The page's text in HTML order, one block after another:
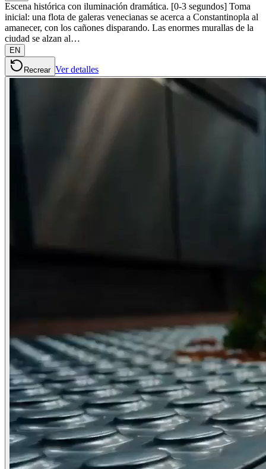
Escena histórica con iluminación dramática. [0-3 segundos] Toma
inicial: una flota de galeras venecianas se acerca a Constantinopla al
amanecer, con los cañones disparando. Las enormes murallas de la
ciudad se alzan al…
EN
Recrear Ver detalles